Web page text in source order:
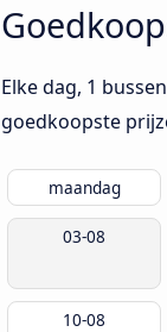
Elke dag, 1
goedkoopste
maandag
03-08
10-08